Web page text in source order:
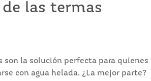
las termas
son la solución perfecta para quienes
con agua helada. ¿La mejor parte?